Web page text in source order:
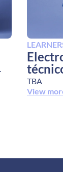
TBA
View